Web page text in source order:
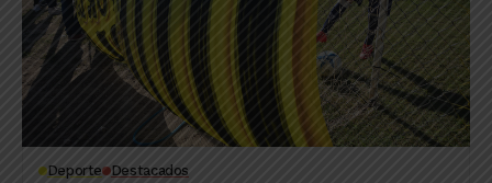
Deporte Destacados